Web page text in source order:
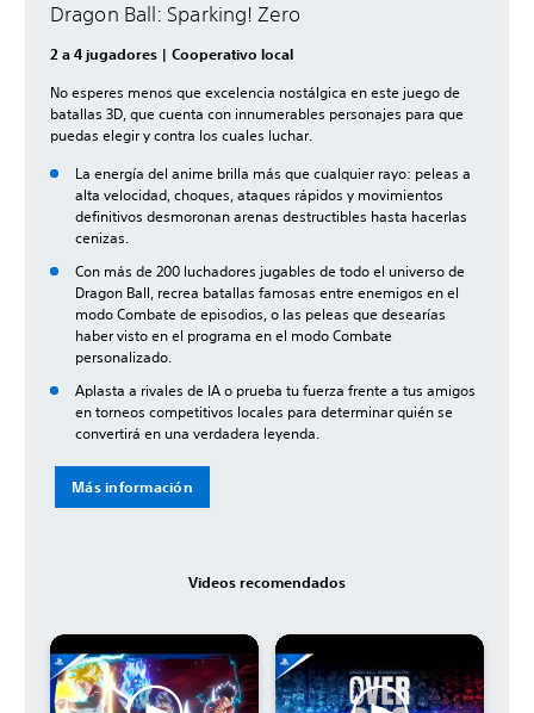
Dragon Ball: Sparking! Zero
2 a 4 jugadores | Cooperativo local
No esperes menos que excelencia nostálgica en este juego de
batallas 3D, que cuenta con innumerables personajes para que
puedas elegir y contra los cuales luchar.
La energía del anime brilla más que cualquier rayo: peleas a
alta velocidad, choques, ataques rápidos y movimientos
definitivos desmoronan arenas destructibles hasta hacerlas
cenizas.
Con más de 200 luchadores jugables de todo el universo de
Dragon Ball, recrea batallas famosas entre enemigos en el
modo Combate de episodios, o las peleas que desearías
haber visto en el programa en el modo Combate
personalizado.
Aplasta a rivales de IA o prueba tu fuerza frente a tus amigos
en torneos competitivos locales para determinar quién se
convertirá en una verdadera leyenda.
Más información
Videos recomendados